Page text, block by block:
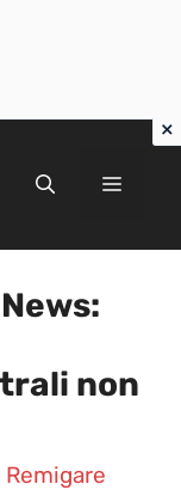
Menu
non